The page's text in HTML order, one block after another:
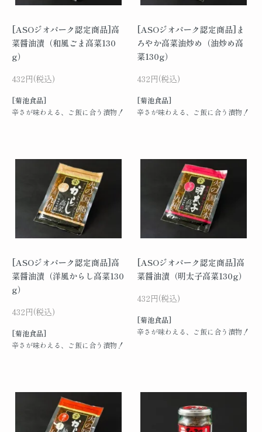
[ASOジオパーク認定商品]高
菜醤油漬（和風ごま高菜130
g）
432円(税込)
[菊池食品]
辛さが味わえる、ご飯に合う漬物！
[ASOジオパーク認定商品]ま
ろやか高菜油炒め（油炒め高
菜130g）
432円(税込)
[菊池食品]
辛さが味わえる、ご飯に合う漬物！
[ASOジオパーク認定商品]高
菜醤油漬（洋風からし高菜130
g）
432円(税込)
[菊池食品]
辛さが味わえる、ご飯に合う漬物！
[ASOジオパーク認定商品]高
菜醤油漬（明太子高菜130g）
432円(税込)
[菊池食品]
辛さが味わえる、ご飯に合う漬物！